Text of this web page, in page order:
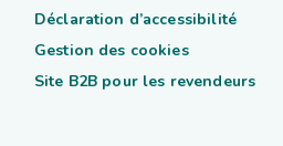
Déclaration d’accessibilité
Gestion des cookies
Site B2B pour les revendeurs